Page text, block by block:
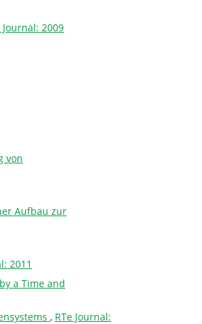
Journal: 2009
von
Aufbau zur
2011
a Time and
, RTe Journal: